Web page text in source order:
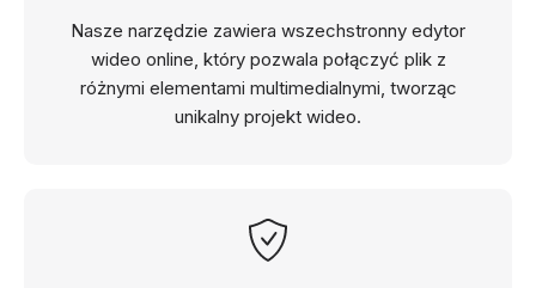
Nasze narzędzie zawiera wszechstronny edytor
wideo online, który pozwala połączyć plik z
różnymi elementami multimedialnymi, tworząc
unikalny projekt wideo.